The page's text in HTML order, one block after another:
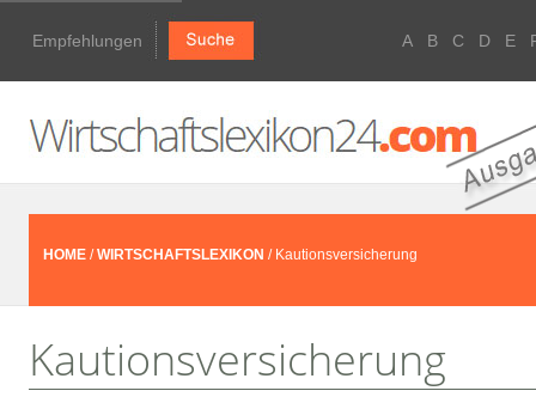
Empfehlungen A B C D E
HOME /WIRTSCHAFTSLEXIKON / Kautionsversicherung
Kautionsversicherung